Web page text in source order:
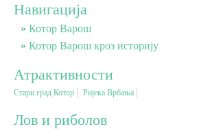
Планински туризам
Бањски туризам
Навигација
Котор Варош
Котор Варош кроз историју
Атрактивности
Стари град Котор Ријека Врбања
Лов и риболов